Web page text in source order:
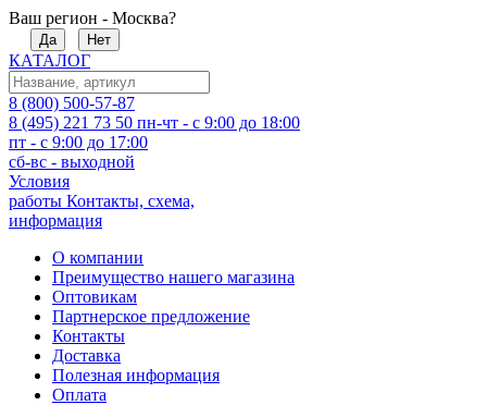
Ваш регион - Москва?
Да Нет
КАТАЛОГ
8 (800) 500-57-87
8 (495) 221 73 50 пн-чт - с 9:00 до 18:00
пт - с 9:00 до 17:00
сб-вс - выходной
Условия
работы Контакты, схема,
информация
О компании
Преимущество нашего магазина
Оптовикам
Партнерское предложение
Контакты
Доставка
Полезная информация
Оплата